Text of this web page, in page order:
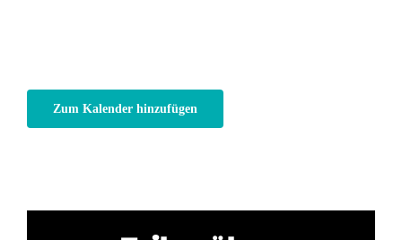
Zum Kalender hinzufügen